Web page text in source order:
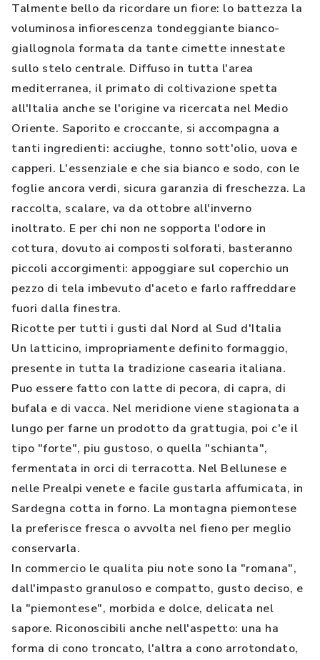
Talmente bello da ricordare un fiore: lo battezza la
voluminosa infiorescenza tondeggiante bianco-
giallognola formata da tante cimette innestate
sullo stelo centrale. Diffuso in tutta l'area
mediterranea, il primato di coltivazione spetta
all'Italia anche se l'origine va ricercata nel Medio
Oriente. Saporito e croccante, si accompagna a
tanti ingredienti: acciughe, tonno sott'olio, uova e
capperi. L'essenziale e che sia bianco e sodo, con le
foglie ancora verdi, sicura garanzia di freschezza. La
raccolta, scalare, va da ottobre all'inverno
inoltrato. E per chi non ne sopporta l'odore in
cottura, dovuto ai composti solforati, basteranno
piccoli accorgimenti: appoggiare sul coperchio un
pezzo di tela imbevuto d'aceto e farlo raffreddare
fuori dalla finestra.
Ricotte per tutti i gusti dal Nord al Sud d'Italia
Un latticino, impropriamente definito formaggio,
presente in tutta la tradizione casearia italiana.
Puo essere fatto con latte di pecora, di capra, di
bufala e di vacca. Nel meridione viene stagionata a
lungo per farne un prodotto da grattugia, poi c'e il
tipo "forte", piu gustoso, o quella "schianta",
fermentata in orci di terracotta. Nel Bellunese e
nelle Prealpi venete e facile gustarla affumicata, in
Sardegna cotta in forno. La montagna piemontese
la preferisce fresca o avvolta nel fieno per meglio
conservarla.
In commercio le qualita piu note sono la "romana",
dall'impasto granuloso e compatto, gusto deciso, e
la "piemontese", morbida e dolce, delicata nel
sapore. Riconoscibili anche nell'aspetto: una ha
forma di cono troncato, l'altra a cono arrotondato,